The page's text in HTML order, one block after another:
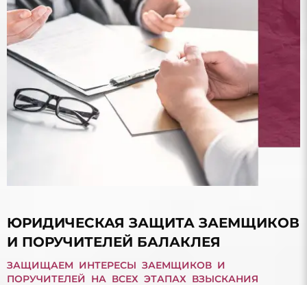
ЮРИДИЧЕСКАЯ ЗАЩИТА ЗАЕМЩИКОВ
И ПОРУЧИТЕЛЕЙ БАЛАКЛЕЯ
ЗАЩИЩАЕМ ИНТЕРЕСЫ ЗАЕМЩИКОВ И
ПОРУЧИТЕЛЕЙ НА ВСЕХ ЭТАПАХ ВЗЫСКАНИЯ